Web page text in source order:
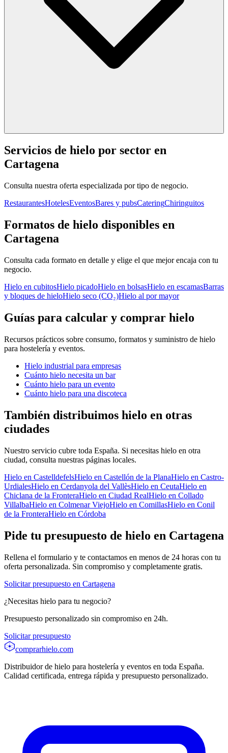
Servicios de hielo por sector en
Cartagena
Consulta nuestra oferta especializada por tipo de negocio.
RestaurantesHotelesEventosBares y pubsCateringChiringuitos
Formatos de hielo disponibles en
Cartagena
Consulta cada formato en detalle y elige el que mejor encaja con tu
negocio.
Hielo en cubitosHielo picadoHielo en bolsasHielo en escamasBarras
y bloques de hieloHielo seco (CO₂)Hielo al por mayor
Guías para calcular y comprar hielo
Recursos prácticos sobre consumo, formatos y suministro de hielo
para hostelería y eventos.
Hielo industrial para empresas
Cuánto hielo necesita un bar
Cuánto hielo para un evento
Cuánto hielo para una discoteca
También distribuimos hielo en otras
ciudades
Nuestro servicio cubre toda España. Si necesitas hielo en otra
ciudad, consulta nuestras páginas locales.
Hielo en CastelldefelsHielo en Castellón de la PlanaHielo en Castro-
UrdialesHielo en Cerdanyola del VallèsHielo en CeutaHielo en
Chiclana de la FronteraHielo en Ciudad RealHielo en Collado
VillalbaHielo en Colmenar ViejoHielo en ComillasHielo en Conil
de la FronteraHielo en Córdoba
Pide tu presupuesto de hielo en Cartagena
Rellena el formulario y te contactamos en menos de 24 horas con tu
oferta personalizada. Sin compromiso y completamente gratis.
Solicitar presupuesto en Cartagena
¿Necesitas hielo para tu negocio?
Presupuesto personalizado sin compromiso en 24h.
Solicitar presupuesto
comprarhielo.com
Distribuidor de hielo para hostelería y eventos en toda España.
Calidad certificada, entrega rápida y presupuesto personalizado.